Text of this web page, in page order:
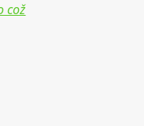
což